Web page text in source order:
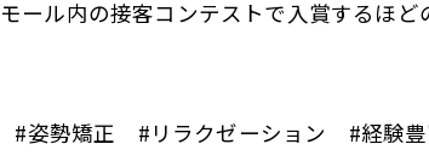
ール内の接客コンテストで入賞するほ
姿勢矯正 #リラクゼーション #経験